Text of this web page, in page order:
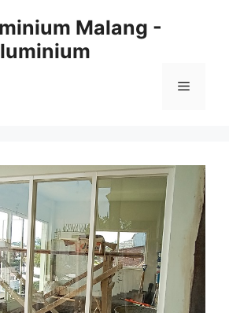
Malang -
Menu